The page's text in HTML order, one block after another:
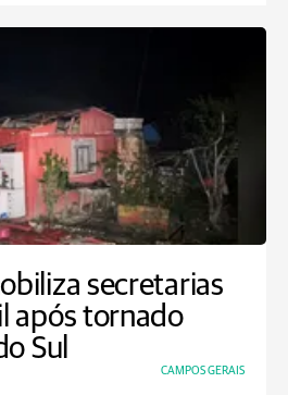
secretarias
após tornado
Sul
CAMPOS GERAIS